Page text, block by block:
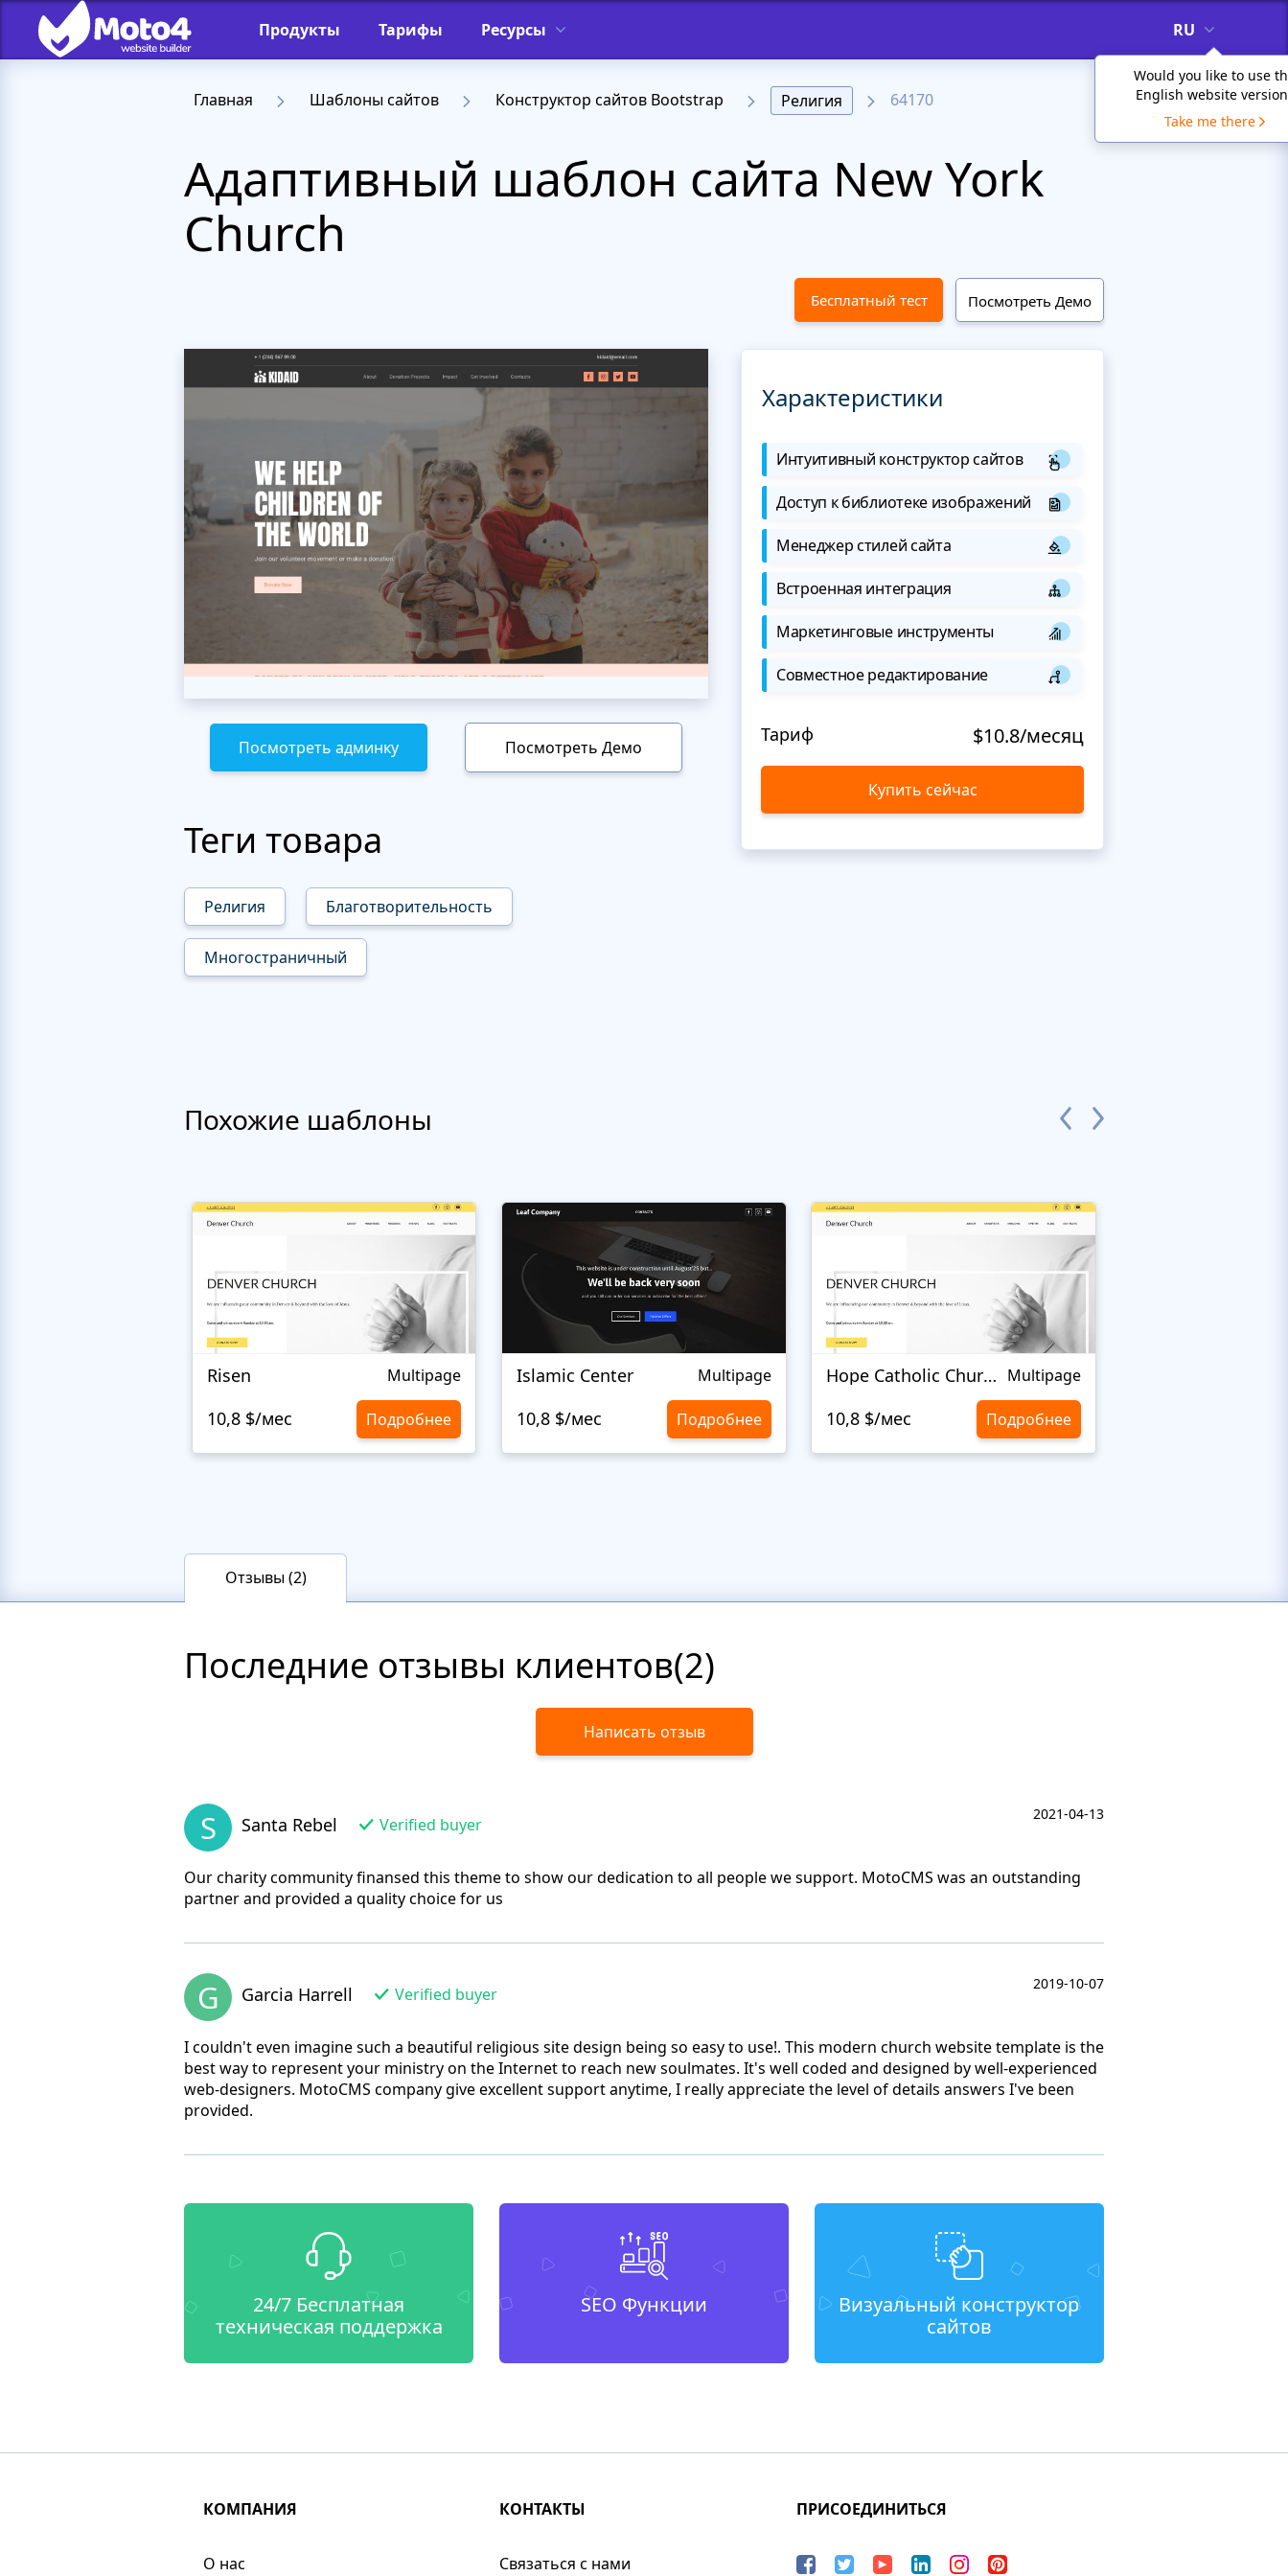
Продукты Тарифы Ресурсы RU
Would you like to use
English website
Take me there
Главная Шаблоны сайтов Конструктор сайтов Bootstrap Религия 64170
Адаптивный шаблон сайта New York
Church
Бесплатный тест Посмотреть Демо
Посмотреть админку Посмотреть Демо
Теги товара
Религия Благотворительность
Многостраничный
Характеристики
Интуитивный конструктор сайтов
Доступ к библиотеке изображений
Менеджер стилей сайта
Встроенная интеграция
Маркетинговые инструменты
Совместное редактирование
Тариф $10.8/месяц
Купить сейчас
Похожие шаблоны
Risen Multipage
10,8 $/мес Подробнее
Islamic Center Multipage
10,8 $/мес Подробнее
Hope Catholic Church Multipage
10,8 $/мес Подробнее
Отзывы (2)
Последние отзывы клиентов(2)
Написать отзыв
S Santa Rebel Verified buyer
2021-04-13
Our charity community finansed this theme to show our dedication to all people we support. MotoCMS was an outstanding
partner and provided a quality choice for us
G Garcia Harrell Verified buyer
2019-10-07
I couldn't even imagine such a beautiful religious site design being so easy to use!. This modern church website template is the
best way to represent your ministry on the Internet to reach new soulmates. It's well coded and designed by well-experienced
web-designers. MotoCMS company give excellent support anytime, I really appreciate the level of details answers I've been
provided.
24/7 Бесплатная
техническая поддержка
SEO Функции
Визуальный конструктор
сайтов
КОМПАНИЯ
О нас​
КОНТАКТЫ
Связаться с нами
ПРИСОЕДИНИТЬСЯ